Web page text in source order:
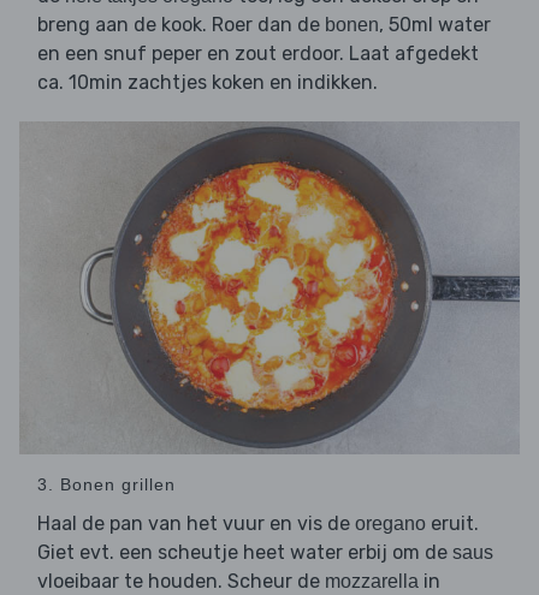
breng aan de kook. Roer dan de bonen, 50ml water
en een snuf peper en zout erdoor. Laat afgedekt
ca. 10min zachtjes koken en indikken.
3. Bonen grillen
Haal de pan van het vuur en vis de oregano eruit.
Giet evt. een scheutje heet water erbij om de saus
vloeibaar te houden. Scheur de mozzarella in